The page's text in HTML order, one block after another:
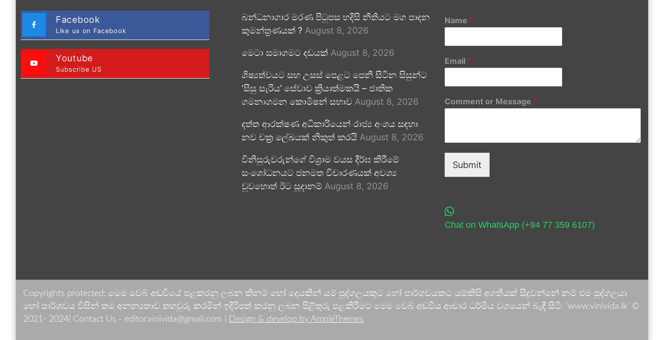
Facebook
Like us on Facebook
Youtube
Subscribe US
බන්ධනාගාර මරණ පිටුපස හදිසි නීතියට මග පාදන
කුමන්ත්‍රණයක් ? August 8, 2026
මෙටා සමාගමට දඩයක් August 8, 2026
ශිෂ්‍යත්වයට සහ උසස් පෙළට පෙනී සිටින සිසුන්ට
‘සිසු සැරිය’ සේවාව ක්‍රියාත්මකයි – ජාතික
ගමනාගමන කොමිෂන් සභාව August 8, 2026
දත්ත ආරක්ෂණ අධිකාරියෙන් රාජ්‍ය අංශය සඳහා
නව චක්‍ර ලේඛයක් නිකුත් කරයි August 8, 2026
විනිසුරුවරුන්ගේ විශ්‍රාම වයස දීර්ඝ කිරීමේ
සංශෝධනයට ජනමත විචාරණයක් අවශ්‍ය
වුවහොත් ඊට සූදානම් August 8, 2026
Name *
Email *
Comment or Message *
Submit
Chat on WhatsApp (+94 77 359 6107)
Copyrights protected: මෙම වෙබ් අඩවියේ පළකරනු ලබන කිනම් හෝ දෙයකින් යම් පුද්ගලයකුට හෝ පාර්ශවයකට යම්කිසි අගතියක් සිදුවන්නේ නම් එම පුද්ගලයා
හෝ පාර්ශවය විසින් තම අනන්‍යතාව තහවුරු කරමින් ඉදිරිපත් කරනු ලබන පිළිතුරු පළකිරීමට මෙම වෙබ් අඩවිය ආචාර ධර්මීය වශයෙන් බැඳී සිටී. 'www.vinivida.lk' ©
2021- 2024| Contact Us - editor.vinivida@gmail.com |
Design & develop by AmpleThemes